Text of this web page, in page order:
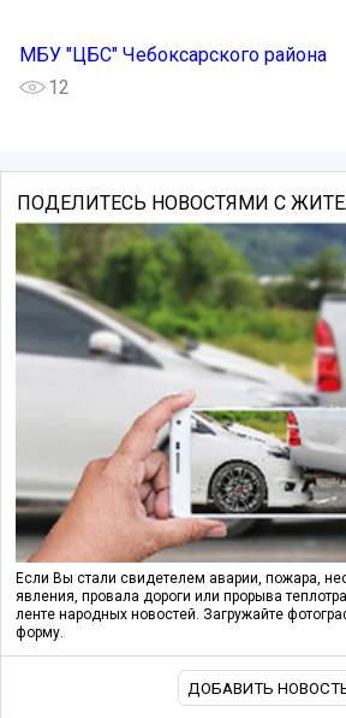
МБУ "ЦБС" Чебоксарского района
12
ПОДЕЛИТЕСЬ НОВОСТЯМИ С
Если Вы стали свидетелем аварии, пожара,
явления, провала дороги или прорыва
ленте народных новостей. Загружайте
форму.
ДОБАВИТЬ